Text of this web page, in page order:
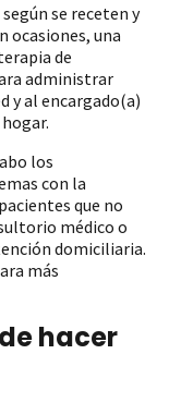
se receten y
ocasiones, una
de
administrar
y al encargado(a)
los
con la
que no
médico o
domiciliaria.
más
hacer